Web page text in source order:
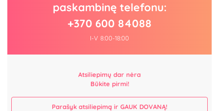
paskambinę telefonu:
+370 600 84088
I-V 8:00-18:00
Atsiliepimų dar nėra
Būkite pirmi!
Parašyk atsiliepimą ir GAUK DOVANĄ!